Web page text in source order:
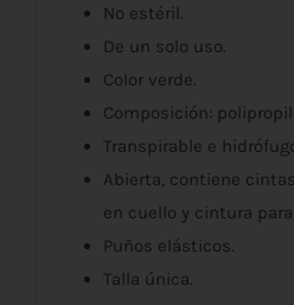
No estéril.
De un solo uso.
Color verde.
Composición:
Transpirable e
Abierta, contiene
en cuello y cintura
Puños elásticos.
Talla única.